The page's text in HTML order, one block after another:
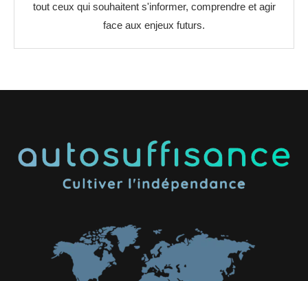
tout ceux qui souhaitent s'informer, comprendre et agir
face aux enjeux futurs.